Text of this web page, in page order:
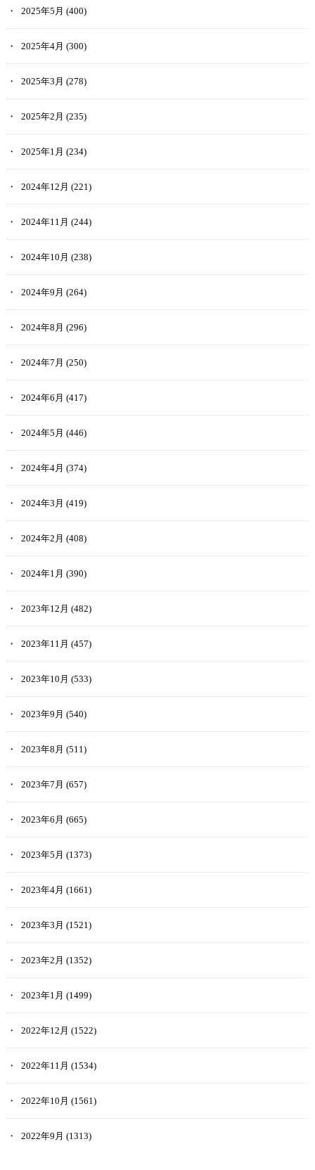
2025年5月 (400)
2025年4月 (300)
2025年3月 (278)
2025年2月 (235)
2025年1月 (234)
2024年12月 (221)
2024年11月 (244)
2024年10月 (238)
2024年9月 (264)
2024年8月 (296)
2024年7月 (250)
2024年6月 (417)
2024年5月 (446)
2024年4月 (374)
2024年3月 (419)
2024年2月 (408)
2024年1月 (390)
2023年12月 (482)
2023年11月 (457)
2023年10月 (533)
2023年9月 (540)
2023年8月 (511)
2023年7月 (657)
2023年6月 (665)
2023年5月 (1373)
2023年4月 (1661)
2023年3月 (1521)
2023年2月 (1352)
2023年1月 (1499)
2022年12月 (1522)
2022年11月 (1534)
2022年10月 (1561)
2022年9月 (1313)